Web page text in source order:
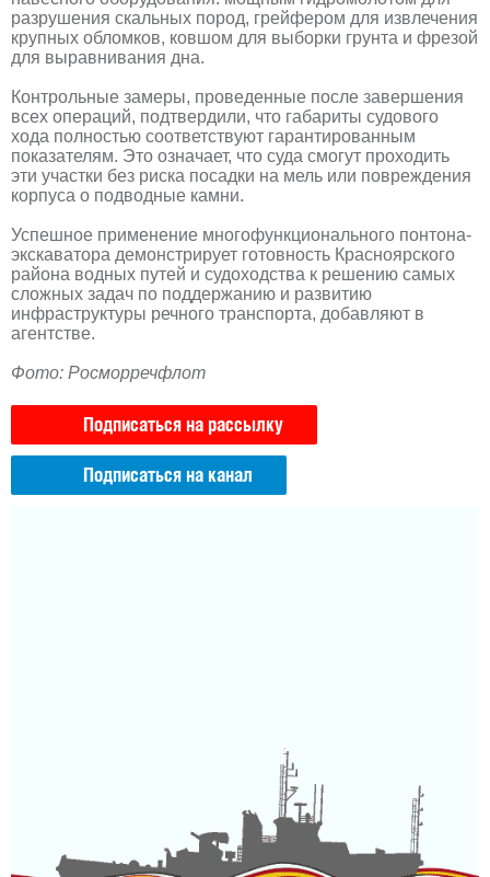
разрушения скальных пород, грейфером для извлечения
крупных обломков, ковшом для выборки грунта и фрезой
для выравнивания дна.
Контрольные замеры, проведенные после завершения
всех операций, подтвердили, что габариты судового
хода полностью соответствуют гарантированным
показателям. Это означает, что суда смогут проходить
эти участки без риска посадки на мель или повреждения
корпуса о подводные камни.
Успешное применение многофункционального понтона-
экскаватора демонстрирует готовность Красноярского
района водных путей и судоходства к решению самых
сложных задач по поддержанию и развитию
инфраструктуры речного транспорта, добавляют в
агентстве.
Фото: Росморречфлот
Подписаться на рассылку
Подписаться на канал